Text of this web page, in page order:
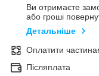
Ви отримаєте
або гроші
Детальніше
Оплатити
Післяплата